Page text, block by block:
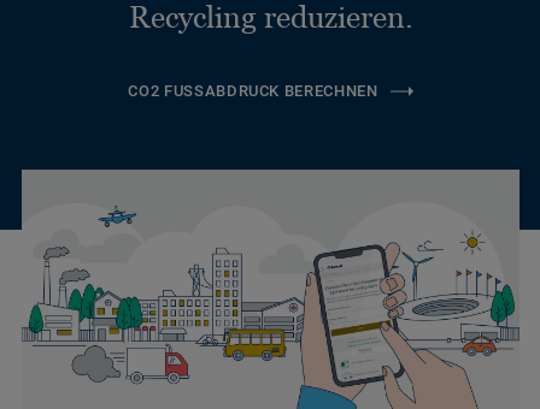
Recycling reduzieren.
CO2 FUSSABDRUCK BERECHNEN